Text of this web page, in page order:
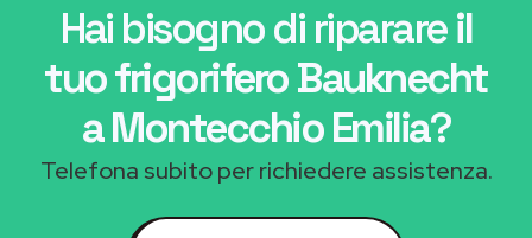
Hai bisogno di riparareil
tuo frigorifero Bauknecht
a Montecchio Emilia?
Telefona subito per richiedere assistenza.